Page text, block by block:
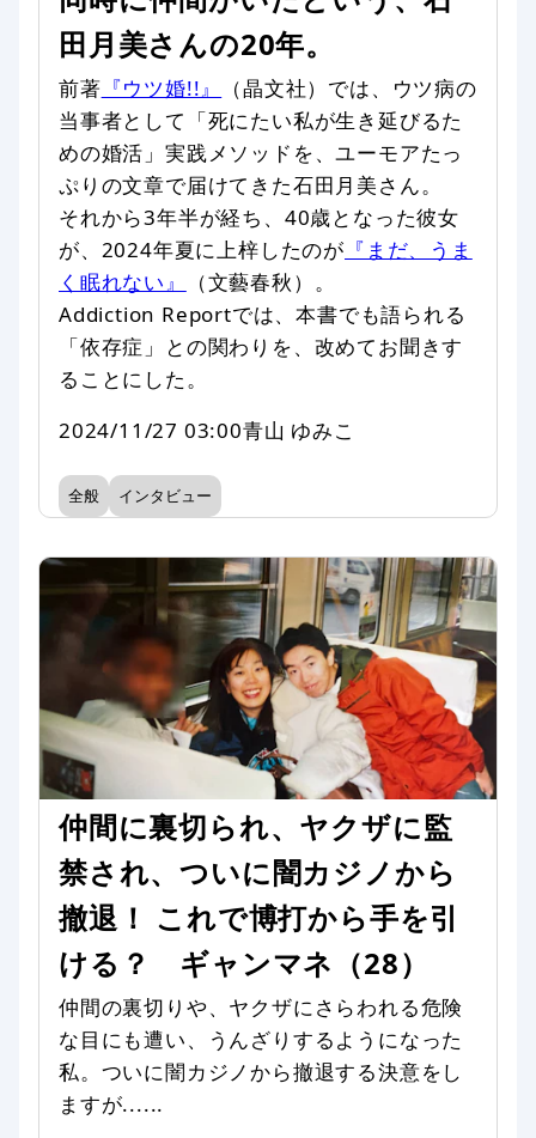
田月美さんの20年。
前著 『ウツ婚!!』
（晶文社）では、ウツ病の
当事者として「死にたい私が生き延びるた
めの婚活」実践メソッドを、ユーモアたっ
ぷりの文章で届けてきた石田月美さん。
それから3年半が経ち、40歳となった彼女
が、2024年夏に上梓したのが 『まだ、うま
く眠れない』
（文藝春秋）。
Addiction Reportでは、本書でも語られる
「依存症」との関わりを、改めてお聞きす
ることにした。
2024/11/27 03:00青山 ゆみこ
全般 インタビュー
仲間に裏切られ、ヤクザに監
禁され、ついに闇カジノから
撤退！ これで博打から手を引
ける？ ギャンマネ（28）
仲間の裏切りや、ヤクザにさらわれる危険
な目にも遭い、うんざりするようになった
私。ついに闇カジノから撤退する決意をし
ますが......